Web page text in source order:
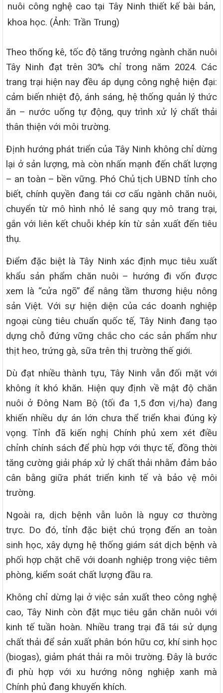
nuôi công nghệ cao tại Tây Ninh thiết kế bài bản,
khoa học. (Ảnh: Trần Trung)
Theo thống kê, tốc độ tăng trưởng ngành chăn nuôi
Tây Ninh đạt trên 30% chỉ trong năm 2024. Các
trang trại hiện nay đều áp dụng công nghệ hiện đại:
cảm biến nhiệt độ, ánh sáng, hệ thống quản lý thức
ăn – nước uống tự động, quy trình xử lý chất thải
thân thiện với môi trường.
Định hướng phát triển của Tây Ninh không chỉ dừng
lại ở sản lượng, mà còn nhấn mạnh đến chất lượng
– an toàn – bền vững. Phó Chủ tịch UBND tỉnh cho
biết, chính quyền đang tái cơ cấu ngành chăn nuôi,
chuyển từ mô hình nhỏ lẻ sang quy mô trang trại,
gắn với liên kết chuỗi khép kín từ sản xuất đến tiêu
thụ.
Điểm đặc biệt là Tây Ninh xác định mục tiêu xuất
khẩu sản phẩm chăn nuôi – hướng đi vốn được
xem là “cửa ngõ” để nâng tầm thương hiệu nông
sản Việt. Với sự hiện diện của các doanh nghiệp
ngoại cùng tiêu chuẩn quốc tế, Tây Ninh đang tạo
dựng chỗ đứng vững chắc cho các sản phẩm như
thịt heo, trứng gà, sữa trên thị trường thế giới.
Dù đạt nhiều thành tựu, Tây Ninh vẫn đối mặt với
không ít khó khăn. Hiện quy định về mật độ chăn
nuôi ở Đông Nam Bộ (tối đa 1,5 đơn vị/ha) đang
khiến nhiều dự án lớn chưa thể triển khai đúng kỳ
vọng. Tỉnh đã kiến nghị Chính phủ xem xét điều
chỉnh chính sách để phù hợp với thực tế, đồng thời
tăng cường giải pháp xử lý chất thải nhằm đảm bảo
cân bằng giữa phát triển kinh tế và bảo vệ môi
trường.
Ngoài ra, dịch bệnh vẫn luôn là nguy cơ thường
trực. Do đó, tỉnh đặc biệt chú trọng đến an toàn
sinh học, xây dựng hệ thống giám sát dịch bệnh và
phối hợp chặt chẽ với doanh nghiệp trong việc tiêm
phòng, kiểm soát chất lượng đầu ra.
Không chỉ dừng lại ở việc sản xuất theo công nghệ
cao, Tây Ninh còn đặt mục tiêu gắn chăn nuôi với
kinh tế tuần hoàn. Nhiều trang trại đã tái sử dụng
chất thải để sản xuất phân bón hữu cơ, khí sinh học
(biogas), giảm phát thải ra môi trường. Đây là bước
đi phù hợp với xu hướng nông nghiệp xanh mà
Chính phủ đang khuyến khích.